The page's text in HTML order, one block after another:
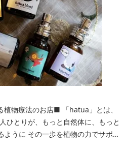
お店■ 「hatua」とは、
ひとりが、もっと自然体に、もっと
ように その一歩を植物の力でサポー
よもぎ蒸しや